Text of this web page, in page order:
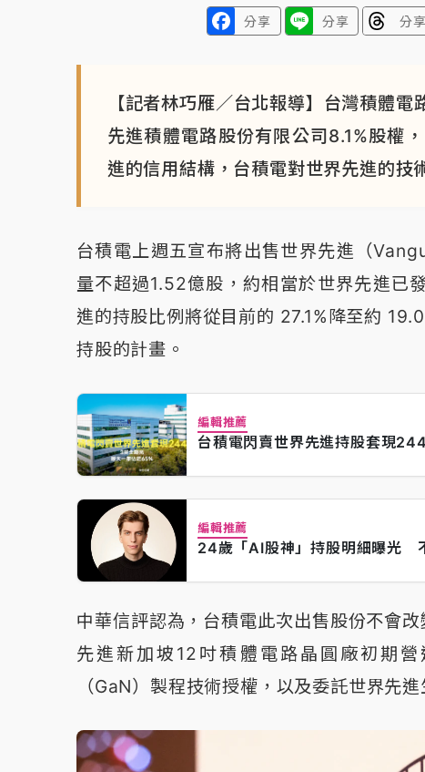
分享 分享 分享
【記者林巧雁／台北報導】台灣積體
先進積體電路股份有限公司8.1%股權
進的信用結構，台積電對世界先進的技
台積電上週五宣布將出售世界先進（
量不超過1.52億股，約相當於世界先進已
進的持股比例將從目前的 27.1%降至約
持股的計畫。
編輯推薦
台積電閃賣世界先進持股套現
編輯推薦
24歲「AI股神」持股明細曝光
中華信評認為，台積電此次出售股份不會
先進新加坡12吋積體電路晶圓廠初期
（GaN）製程技術授權，以及委託世界先